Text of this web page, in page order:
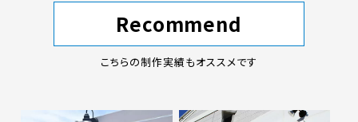
Recommend
こちらの制作実績もオススメです